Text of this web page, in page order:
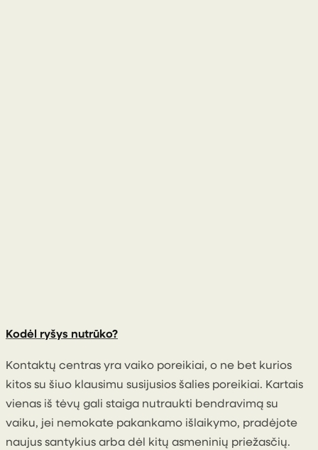
Kodėl ryšys nutrūko?
Kontaktų centras yra vaiko poreikiai, o ne bet kurios
kitos su šiuo klausimu susijusios šalies poreikiai. Kartais
vienas iš tėvų gali staiga nutraukti bendravimą su
vaiku, jei nemokate pakankamo išlaikymo, pradėjote
naujus santykius arba dėl kitų asmeninių priežasčių.